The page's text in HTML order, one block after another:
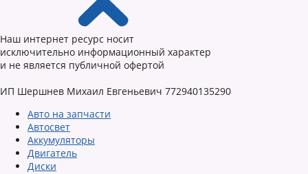
Наш интернет ресурс носит
исключительно информационный характер
и не является публичной офертой
ИП Шершнев Михаил Евгеньевич 772940135290
Авто на запчасти
Автосвет
Аккумуляторы
Двигатель
Диски